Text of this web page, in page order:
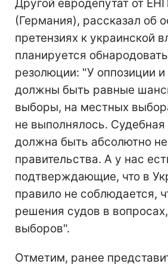
Другой евродепутат от
(Германия), рассказал об
претензиях к украинской
планируется
резолюции: "У оппозиции и
должны быть равные
выборы, на местных
не выполнялось.
должна быть абсолютно
правительства. А у нас
подтверждающие, что в
правило не соблюдается,
решения судов в
выборов".
Отметим, ранее